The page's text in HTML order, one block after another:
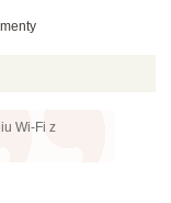
Wi-Fi z